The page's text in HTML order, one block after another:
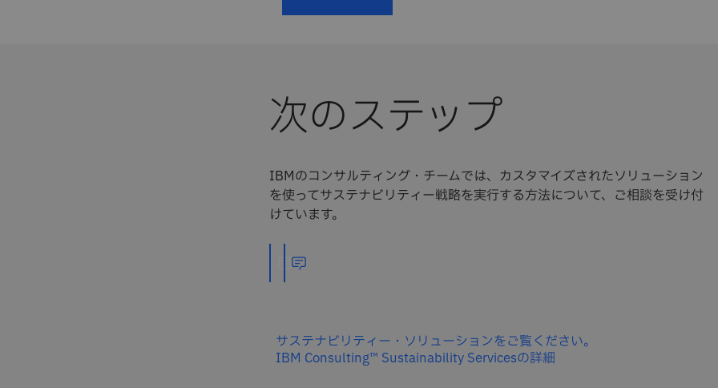
次のステップ
IBMのコンサルティング・チームでは、カスタマイズされたソリューション
を使ってサステナビリティー戦略を実行する方法について、ご相談を受け付
けています。
サステナビリティー・ソリューションをご覧ください。
IBM Consulting™ Sustainability Servicesの詳細